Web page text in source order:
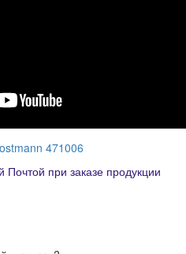
471006
Почтой при заказе продукции